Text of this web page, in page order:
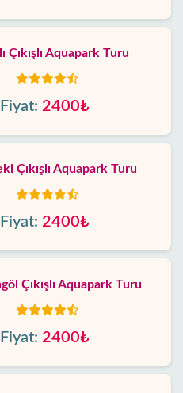
Çıkışlı Aquapark Turu
Fiyat: 2400₺
Çıkışlı Aquapark Turu
Fiyat: 2400₺
Çıkışlı Aquapark Turu
Fiyat: 2400₺